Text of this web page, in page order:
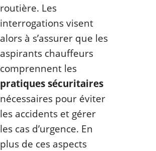
routière. Les
interrogations visent
alors à s’assurer que les
aspirants chauffeurs
comprennent les
pratiques sécuritaires
nécessaires pour éviter
les accidents et gérer
les cas d’urgence. En
plus de ces aspects